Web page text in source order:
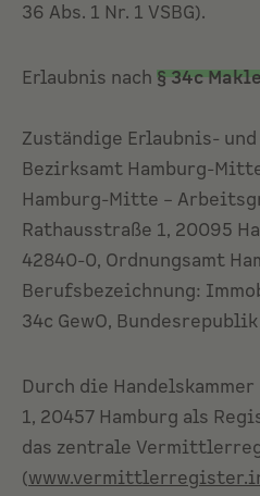
36 Abs. 1 Nr. 1 VSBG).
Erlaubnis nach § 34c
Zuständige Erlaubnis-
Bezirksamt Hamburg-
Hamburg-Mitte –
Rathausstraße 1, 20095
42840-0, Ordnungsamt
Berufsbezeichnung:
34c GewO,
Durch die
1, 20457 Hamburg als
das zentrale
(